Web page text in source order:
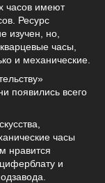
часов имеют
Ресурс
изучен, но,
часы,
и механические.
появились всего
часы
нравится
и